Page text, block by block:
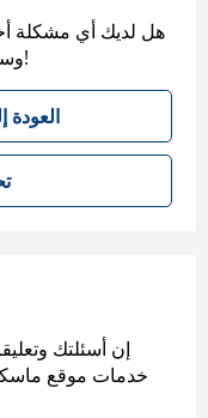
هل لديك أي مشكلة
وسنعاود التواصل معك. شكرًا على صبرك!
العودة
تحديث الصفحة
إن أسئلتك
خدمات موقع